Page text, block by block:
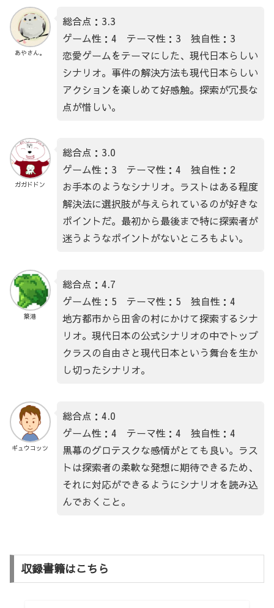
あやさん。
総合点：3.3
ゲーム性：4 テーマ性：3 独自性：3
恋愛ゲームをテーマにした、現代日本らしい
シナリオ。事件の解決方法も現代日本らしい
アクションを楽しめて好感触。探索が冗長な
点が惜しい。
ガガドドン
総合点：3.0
ゲーム性：3 テーマ性：4 独自性：2
お手本のようなシナリオ。ラストはある程度
解決法に選択肢が与えられているのが好きな
ポイントだ。最初から最後まで特に探索者が
迷うようなポイントがないところもよい。
築港
総合点：4.7
ゲーム性：5 テーマ性：5 独自性：4
地方都市から田舎の村にかけて探索するシナ
リオ。現代日本の公式シナリオの中でトップ
クラスの自由さと現代日本という舞台を生か
し切ったシナリオ。
ギュウコッツ
総合点：4.0
ゲーム性：4 テーマ性：4 独自性：4
黒幕のグロテスクな感情がとても良い。ラス
トは探索者の柔軟な発想に期待できるため、
それに対応ができるようにシナリオを読み込
んでおくこと。
収録書籍はこちら